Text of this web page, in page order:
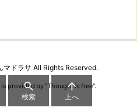
マドラサ All Rights Reserved.
is provided by "Thought is free".

検索

上へ